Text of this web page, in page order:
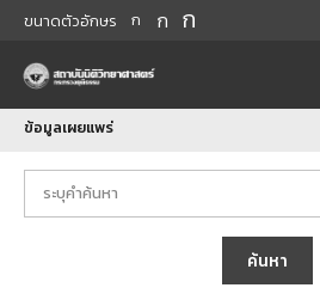
ขนาดตัวอักษร ก ก ก
ข้อมูลเผยแพร่
ค้นหา